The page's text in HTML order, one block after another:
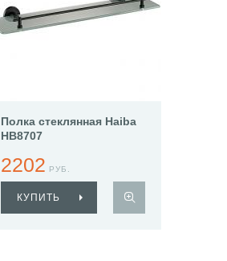
Полка стеклянная Haiba
HB8707
2202 РУБ.
КУПИТЬ